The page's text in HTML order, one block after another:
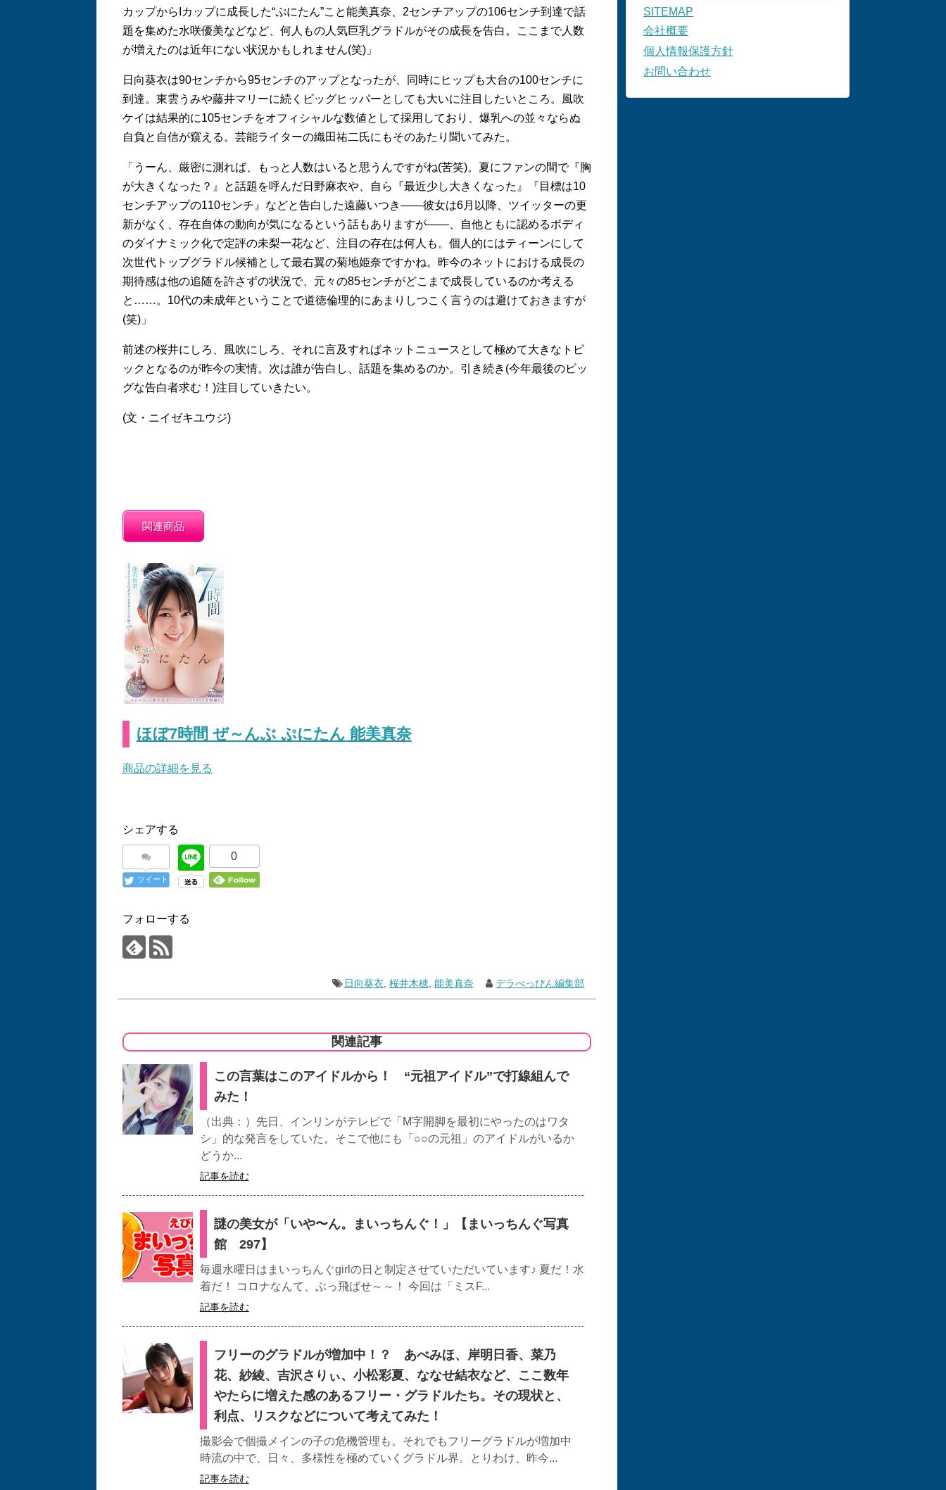
カップからIカップに成長した“ぷにたん”こと能美真奈、2センチアップの106センチ到達で話
題を集めた水咲優美などなど、何人もの人気巨乳グラドルがその成長を告白。ここまで人数
が増えたのは近年にない状況かもしれません(笑)」
日向葵衣は90センチから95センチのアップとなったが、同時にヒップも大台の100センチに
到達。東雲うみや藤井マリーに続くビッグヒッパーとしても大いに注目したいところ。風吹
ケイは結果的に105センチをオフィシャルな数値として採用しており、爆乳への並々ならぬ
自負と自信が窺える。芸能ライターの織田祐二氏にもそのあたり聞いてみた。
「うーん、厳密に測れば、もっと人数はいると思うんですがね(苦笑)。夏にファンの間で『胸
が大きくなった？』と話題を呼んだ日野麻衣や、自ら『最近少し大きくなった』『目標は10
センチアップの110センチ』などと告白した遠藤いつき――彼女は6月以降、ツイッターの更
新がなく、存在自体の動向が気になるという話もありますが――、自他ともに認めるボディ
のダイナミック化で定評の未梨一花など、注目の存在は何人も。個人的にはティーンにして
次世代トップグラドル候補として最右翼の菊地姫奈ですかね。昨今のネットにおける成長の
期待感は他の追随を許さずの状況で、元々の85センチがどこまで成長しているのか考える
と……。10代の未成年ということで道徳倫理的にあまりしつこく言うのは避けておきますが
(笑)」
前述の桜井にしろ、風吹にしろ、それに言及すればネットニュースとして極めて大きなトピ
ックとなるのが昨今の実情。次は誰が告白し、話題を集めるのか。引き続き(今年最後のビッ
グな告白者求む！)注目していきたい。
(文・ニイゼキユウジ)
関連商品
ほぼ7時間 ぜ～んぶ ぷにたん 能美真奈
商品の詳細を見る
シェアする
ツイート
0
フォローする
日向葵衣, 桜井木穂, 能美真奈 デラべっぴん編集部
関連記事
この言葉はこのアイドルから！ “元祖アイドル”で打線組んで
みた！
（出典：）先日、インリンがテレビで「M字開脚を最初にやったのはワタ
シ」的な発言をしていた。そこで他にも「○○の元祖」のアイドルがいるか
どうか...
記事を読む
謎の美女が「いや〜ん。まいっちんぐ！」【まいっちんぐ写真
館 297】
毎週水曜日はまいっちんぐgirlの日と制定させていただいています♪ 夏だ！水
着だ！ コロナなんて、ぶっ飛ばせ～～！ 今回は「ミスF...
記事を読む
フリーのグラドルが増加中！？ あべみほ、岸明日香、菜乃
花、紗綾、吉沢さりぃ、小松彩夏、ななせ結衣など、ここ数年
やたらに増えた感のあるフリー・グラドルたち。その現状と、
利点、リスクなどについて考えてみた！
撮影会で個撮メインの子の危機管理も。それでもフリーグラドルが増加中
時流の中で、日々、多様性を極めていくグラドル界。とりわけ、昨今...
記事を読む
SITEMAP
会社概要
個人情報保護方針
お問い合わせ